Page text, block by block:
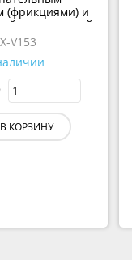
(фрикциями) и
стимуляцией
V153
В КОРЗИНУ